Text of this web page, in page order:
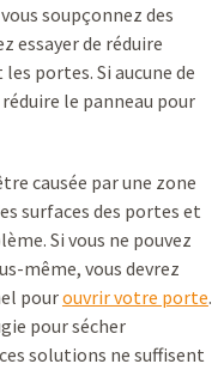
soupçonnez des
essayer de réduire
portes. Si aucune de
le panneau pour
causée par une zone
surfaces des portes et
Si vous ne pouvez
même, vous devrez
pourouvrir votre porte.
pour sécher
solutions ne suffisent